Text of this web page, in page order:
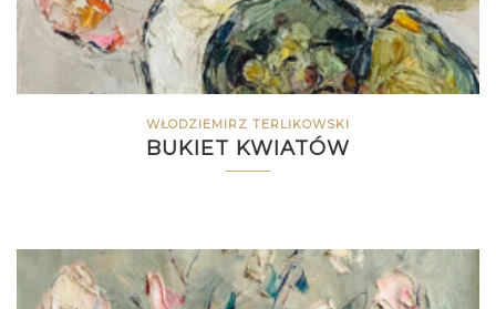
WŁODZIEMIRZ TERLIKOWSKI
BUKIET KWIATÓW